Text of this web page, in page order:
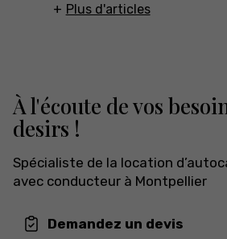
Plus d'articles
À l'écoute de vos
desirs !
Spécialiste de la location
avec conducteur à Montpellier
Demandez un devis